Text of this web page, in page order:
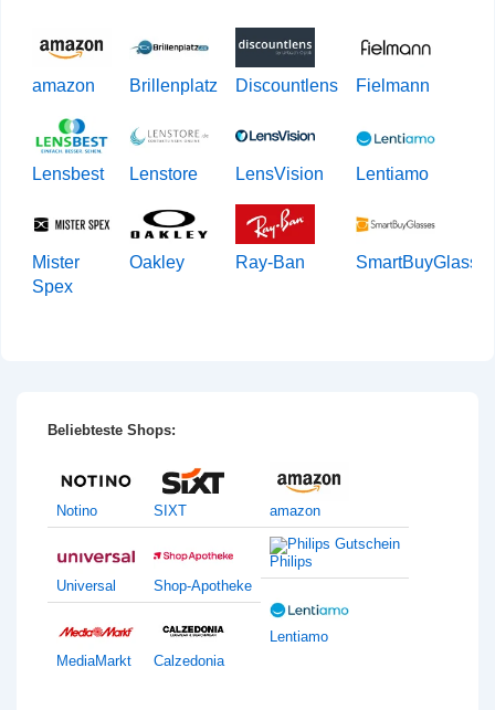
amazon Brillenplatz Discountlens Fielmann
Lensbest Lenstore LensVision Lentiamo
Mister
Spex
Oakley Ray-Ban
Beliebteste Shops:
Notino
Universal
MediaMarkt
SIXT
Shop-Apotheke
Calzedonia
amazon
Philips
Lentiamo